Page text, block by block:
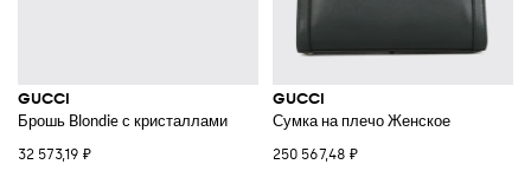
GUCCI
Брошь Blondie с кристаллами
32 573,19 ₽
GUCCI
Сумка на плечо Женское
250 567,48 ₽